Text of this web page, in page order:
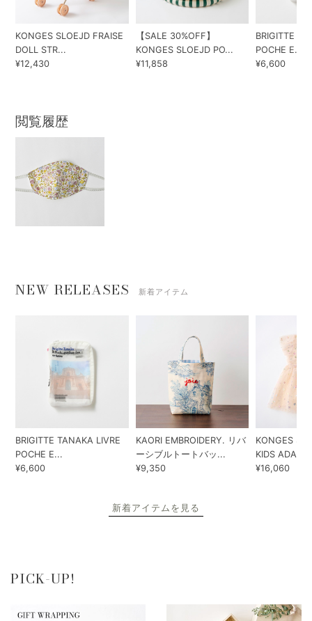
KONGES SLOEJD FRAISE
DOLL STR...
¥12,430
【SALE 30%OFF】
KONGES SLOEJD PO...
¥11,858
BRIGITTE
POCHE E...
¥6,600
閲覧履歴
NEW RELEASES 新着アイテム
BRIGITTE TANAKA LIVRE
POCHE E...
¥6,600
KAORI EMBROIDERY. リバ
ーシブルトートバッ...
¥9,350
KONGES
KIDS ADA...
¥16,060
新着アイテムを見る
PICK-UP!